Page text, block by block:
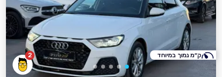
2 ק״מ נמוך במיוחד